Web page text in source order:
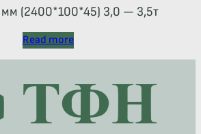
(2400*100*45) 3,0 — 3,5т
Read more